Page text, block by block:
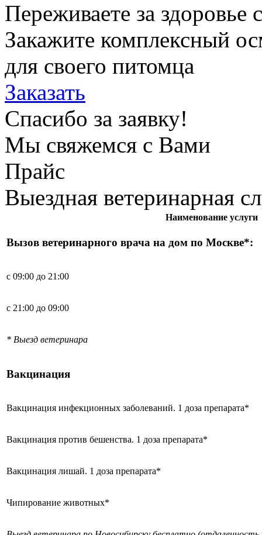
Переживаете за здоровье
Закажите комплексный
для своего питомца
Заказать
Спасибо за заявку!
Мы свяжемся с Вами
Прайс
Выездная ветеринарная
Наименование услуги
Вызов ветеринарного врача на дом по Москве*:
с 09:00 до 21:00
с 21:00 до 09:00
* Выезд ветеринара
Вакцинация
Вакцинация инфекционных заболеваний. 1 доза препарата*
Вакцинация против бешенства. 1 доза препарата*
Вакцинация лишай. 1 доза препарата*
Чипирование животных*